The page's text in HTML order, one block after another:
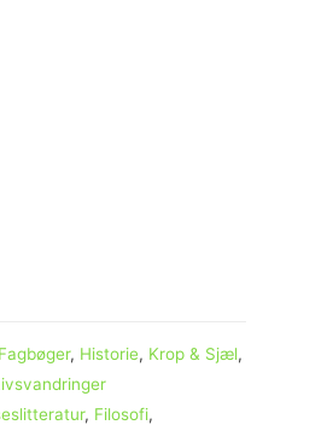
Fagbøger, Historie, Krop & Sjæl,
, Filosofi,